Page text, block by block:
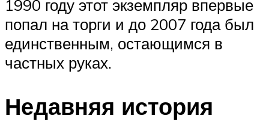
1990 году этот экземпляр впервые
попал на торги и до 2007 года был
единственным, остающимся в
частных руках.
Недавняя история